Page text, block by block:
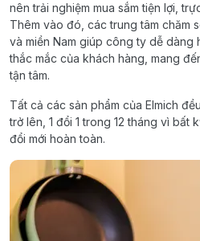
nên trải nghiệm mua sắm tiện lợi,
Thêm vào đó, các trung tâm chăm
và miền Nam giúp công ty dễ dàng
thắc mắc của khách hàng, mang
tận tâm.
Tất cả các sản phẩm của Elmich
trở lên, 1 đổi 1 trong 12 tháng vì bất
đổi mới hoàn toàn.